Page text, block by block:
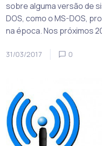
sobre alguma versão de
DOS, como o MS-DOS,
na época. Nos próximos
31/03/2017 0